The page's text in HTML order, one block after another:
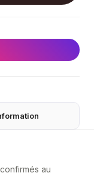
au